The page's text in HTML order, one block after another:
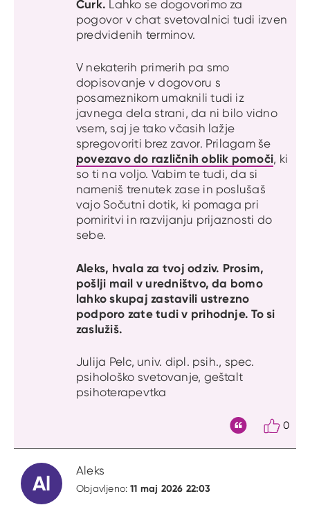
Curk. Lahko se dogovorimo za
pogovor v chat svetovalnici tudi izven
predvidenih terminov.
V nekaterih primerih pa smo
dopisovanje v dogovoru s
posameznikom umaknili tudi iz
javnega dela strani, da ni bilo vidno
vsem, saj je tako včasih lažje
spregovoriti brez zavor. Prilagam še
povezavo do različnih oblik pomoči, ki
so ti na voljo. Vabim te tudi, da si
nameniš trenutek zase in poslušaš
vajo Sočutni dotik, ki pomaga pri
pomiritvi in razvijanju prijaznosti do
sebe.
Aleks, hvala za tvoj odziv. Prosim,
pošlji mail v uredništvo, da bomo
lahko skupaj zastavili ustrezno
podporo zate tudi v prihodnje. To si
zaslužiš.
Julija Pelc, univ. dipl. psih., spec.
psihološko svetovanje, geštalt
psihoterapevtka
0
Al
Aleks
Objavljeno:11 maj 2026 22:03